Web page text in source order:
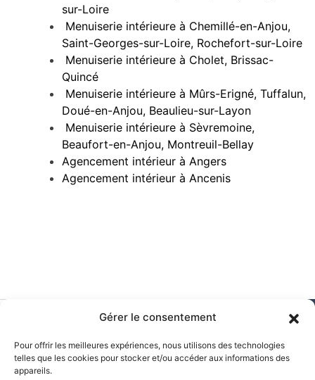
Gérer le consentement
Pour offrir les meilleures expériences, nous utilisons des technologies
telles que les cookies pour stocker et/ou accéder aux informations des
appareils.
sur-Loire
Menuiserie intérieure à Chemillé-en-Anjou,
Saint-Georges-sur-Loire, Rochefort-sur-Loire
Menuiserie intérieure à Cholet, Brissac-
Quincé
Menuiserie intérieure à Mûrs-Erigné, Tuffalun,
Doué-en-Anjou, Beaulieu-sur-Layon
Menuiserie intérieure à Sèvremoine,
Beaufort-en-Anjou, Montreuil-Bellay
Agencement intérieur à Angers
Agencement intérieur à Ancenis
Accueil
Entreprise